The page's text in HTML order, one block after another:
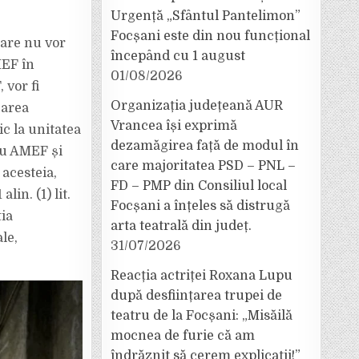
nu vor
în
vor fi
la unitatea
AMEF și
alin. (1) lit.
Urgență „Sfântul Pantelimon”
Focșani este din nou funcțional
începând cu 1 august
01/08/2026
Organizația județeană AUR
Vrancea își exprimă
dezamăgirea față de modul în
care majoritatea PSD – PNL –
FD – PMP din Consiliul local
Focșani a înțeles să distrugă
arta teatrală din județ.
31/07/2026
Reacția actriței Roxana Lupu
după desființarea trupei de
teatru de la Focșani: „Misăilă
mocnea de furie că am
îndrăznit să cerem explicații!”